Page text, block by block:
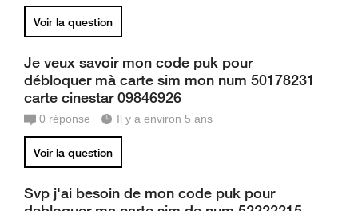
Voir la question
Je veux savoir mon code puk pour
débloquer mà carte sim mon num 50178231
carte cinestar 09846926
0 réponse Il y a environ 5 ans
Voir la question
Svp j'ai besoin de mon code puk pour